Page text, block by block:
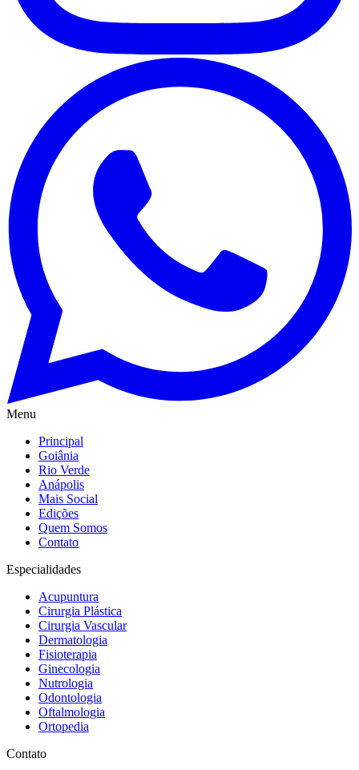
Menu
Principal
Goiânia
Rio Verde
Anápolis
Mais Social
Edições
Quem Somos
Contato
Especialidades
Acupuntura
Cirurgia Plástica
Cirurgia Vascular
Dermatologia
Fisioterapia
Ginecologia
Nutrologia
Odontologia
Oftalmologia
Ortopedia
Contato